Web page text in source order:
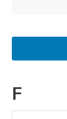
F